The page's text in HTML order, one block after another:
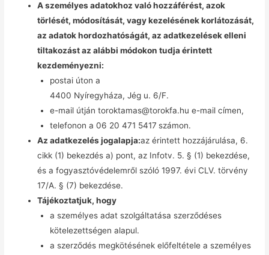
A személyes adatokhoz való hozzáférést, azok
törlését, módosítását, vagy kezelésének korlátozását,
az adatok hordozhatóságát, az adatkezelések elleni
tiltakozást az alábbi módokon tudja érintett
kezdeményezni:
postai úton a
4400 Nyíregyháza, Jég u. 6/F.
e-mail útján toroktamas@torokfa.hu e-mail címen,
telefonon a 06 20 471 5417 számon.
Az adatkezelés jogalapja:az érintett hozzájárulása, 6.
cikk (1) bekezdés a) pont, az Infotv. 5. § (1) bekezdése,
és a fogyasztóvédelemről szóló 1997. évi CLV. törvény
17/A. § (7) bekezdése.
Tájékoztatjuk, hogy
a személyes adat szolgáltatása szerződéses
kötelezettségen alapul.
a szerződés megkötésének előfeltétele a személyes